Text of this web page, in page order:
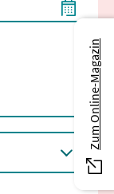
Zum Online-Magazin